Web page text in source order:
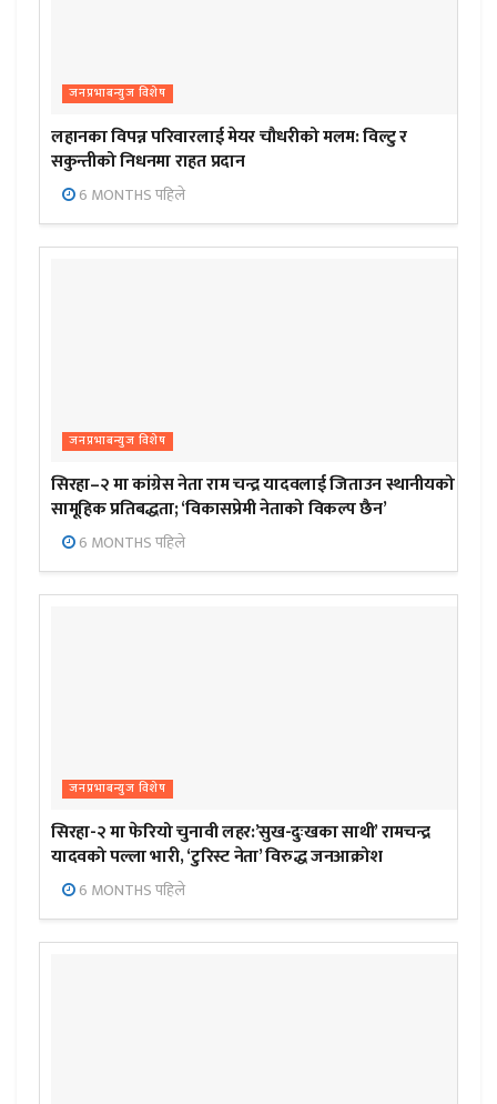
जनप्रभाबन्युज विशेष
लहानका विपन्न परिवारलाई मेयर चौधरीको मलम: विल्टु र
सकुन्तीको निधनमा राहत प्रदान
6 MONTHS पहिले
जनप्रभाबन्युज विशेष
सिरहा–२ मा कांग्रेस नेता राम चन्द्र यादवलाई जिताउन स्थानीयको
सामूहिक प्रतिबद्धता; ‘विकासप्रेमी नेताको विकल्प छैन’
6 MONTHS पहिले
जनप्रभाबन्युज विशेष
सिरहा-२ मा फेरियो चुनावी लहर:’सुख-दुःखका साथी’ रामचन्द्र
यादवको पल्ला भारी, ‘टुरिस्ट नेता’ विरुद्ध जनआक्रोश
6 MONTHS पहिले